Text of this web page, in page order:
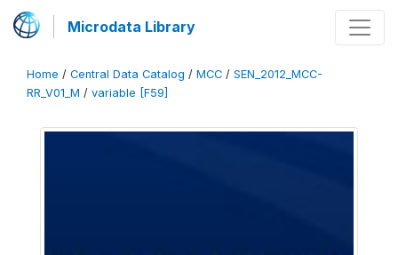
Microdata Library
Home / Central Data Catalog / MCC / SEN_2012_MCC-
RR_V01_M / variable [F59]